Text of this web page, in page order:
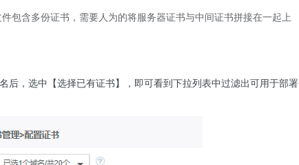
包含多份证书，需要人为的将服务器证书与中间证书拼接在一起上
后，选中【选择已有证书】，即可看到下拉列表中过滤出可用于部署